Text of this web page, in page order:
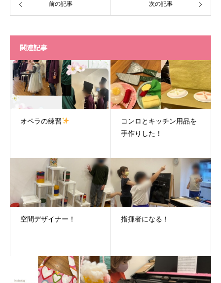
前の記事 次の記事
関連記事
オペラの練習
コンロとキッチン用品を
手作りした！
空間デザイナー！ 指揮者になる！